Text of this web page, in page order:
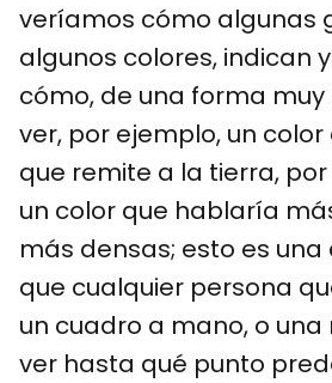
veríamos cómo algunas
algunos colores, indican
cómo, de una forma
ver, por ejemplo, un color
que remite a la tierra,
un color que hablaría
más densas; esto es
que cualquier persona
un cuadro a mano, o
ver hasta qué punto